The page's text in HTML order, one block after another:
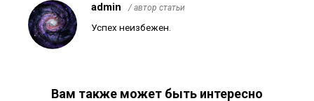
admin / автор статьи
Успех неизбежен.
Вам также может быть интересно